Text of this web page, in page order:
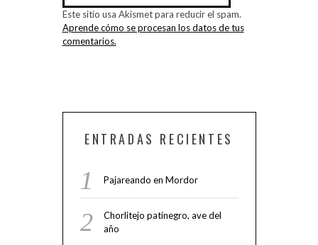
Este sitio usa Akismet para reducir el spam.
Aprende cómo se procesan los datos de tus
comentarios.
ENTRADAS RECIENTES
Pajareando en Mordor
Chorlitejo patinegro, ave del
año